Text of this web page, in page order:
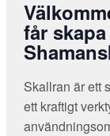
får
Skallran är ett
ett kraftigt